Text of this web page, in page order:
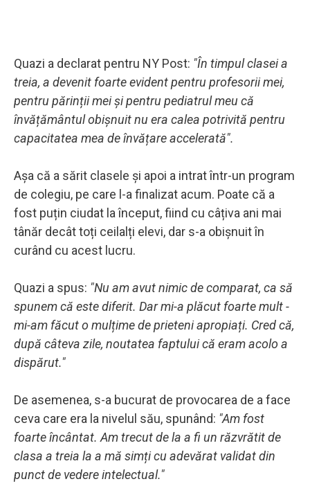
Quazi a declarat pentru NY Post: "În timpul clasei a
treia, a devenit foarte evident pentru profesorii mei,
pentru părinții mei și pentru pediatrul meu că
învățământul obișnuit nu era calea potrivită pentru
capacitatea mea de învățare accelerată".
Așa că a sărit clasele și apoi a intrat într-un program
de colegiu, pe care l-a finalizat acum. Poate că a
fost puțin ciudat la început, fiind cu câțiva ani mai
tânăr decât toți ceilalți elevi, dar s-a obișnuit în
curând cu acest lucru.
Quazi a spus: "Nu am avut nimic de comparat, ca să
spunem că este diferit. Dar mi-a plăcut foarte mult -
mi-am făcut o mulțime de prieteni apropiați. Cred că,
după câteva zile, noutatea faptului că eram acolo a
dispărut."
De asemenea, s-a bucurat de provocarea de a face
ceva care era la nivelul său, spunând: "Am fost
foarte încântat. Am trecut de la a fi un răzvrătit de
clasa a treia la a mă simți cu adevărat validat din
punct de vedere intelectual."